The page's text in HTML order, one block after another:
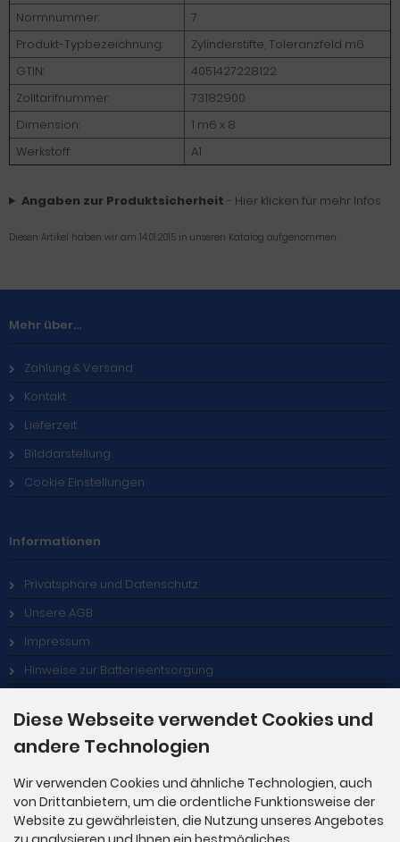
Normnummer:
7
Produkt-Typbezeichnung:
Zylinderstifte, Toleranzfeld m6
GTIN:
4051427228122
Zolltarifnummer:
73182900
Dimension:
1 m6 x 8
Werkstoff:
A1
Angaben zur Produktsicherheit - Hier klicken für mehr Infos
Diesen Artikel haben wir am 14.01.2015 in unseren Katalog aufgenommen.
Mehr über...
Zahlung & Versand
Kontakt
Lieferzeit
Bilddarstellung
Cookie Einstellungen
Informationen
Privatsphäre und Datenschutz
Unsere AGB
Impressum
Hinweise zur Batterieentsorgung
Zahlungsmethoden
Diese Webseite verwendet Cookies und
andere Technologien
Wir verwenden Cookies und ähnliche Technologien, auch
von Drittanbietern, um die ordentliche Funktionsweise der
Website zu gewährleisten, die Nutzung unseres Angebotes